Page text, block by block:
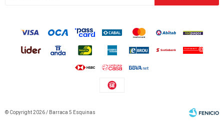
© Copyright 2026 / Barraca 5 Esquinas